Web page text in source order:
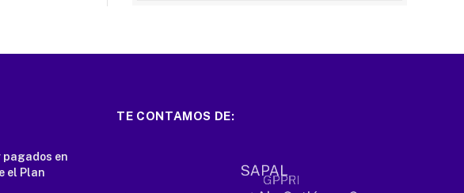
pagados en
el Plan
TE CONTAMOS DE: